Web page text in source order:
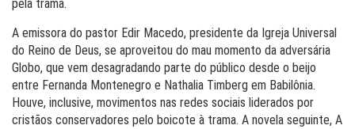
pela trama.
A emissora do pastor Edir Macedo, presidente da Igreja Universal
do Reino de Deus, se aproveitou do mau momento da adversária
Globo, que vem desagradando parte do público desde o beijo
entre Fernanda Montenegro e Nathalia Timberg em Babilônia.
Houve, inclusive, movimentos nas redes sociais liderados por
cristãos conservadores pelo boicote à trama. A novela seguinte, A